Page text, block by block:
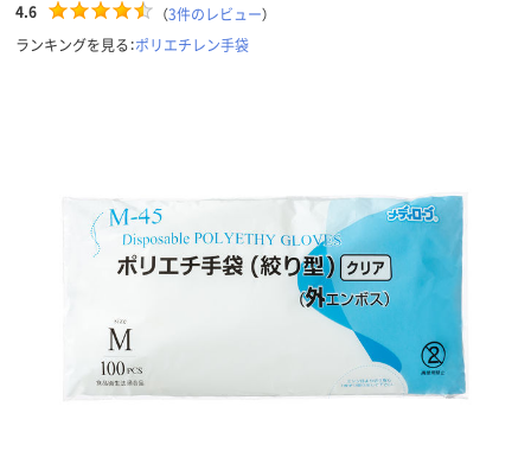
4.6 （3件のレビュー）
ランキングを見る：ポリエチレン手袋